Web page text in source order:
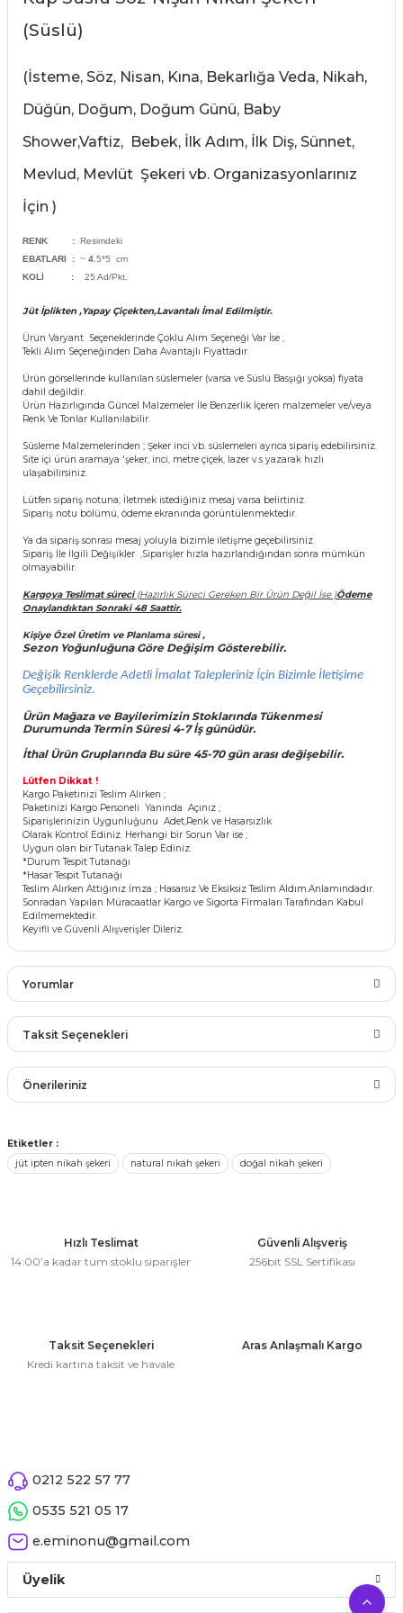
Objeler
Çeşitleri
ve Dekor Maske
Bıyık
(Süslü)
(İsteme, Söz, Nisan, Kına, Bekarlığa Veda, Nikah,
Düğün, Doğum, Doğum Günü, Baby
Shower,Vaftiz, Bebek, İlk Adım, İlk Diş, Sünnet,
Mevlud, Mevlüt Şekeri vb. Organizasyonlarınız
İçin )
RENK : Resimdeki
EBATLARI : ~ 4 .5*5 cm
KOLİ : 25 Ad/Pkt.
Jüt İplikten ,Yapay Çiçekten,Lavantalı İmal Edilmiştir.
Ürün Varyant Seçeneklerinde Çoklu Alım Seçeneği Var İse ;
Tekli Alım Seçeneğinden Daha Avantajlı Fiyattadır.
Ürün görsellerinde kullanılan süslemeler (varsa ve Süslü Basşığı yoksa) fiyata
dahil değildir.
Ürün Hazırlıgında Güncel Malzemeler İle Benzerlik İçeren malzemeler ve/veya
Renk Ve Tonlar Kullanılabilir.
Süsleme Malzemelerinden ; Şeker inci vb. süslemeleri ayrıca sipariş edebilirsiniz.
Site içi ürün aramaya 'şeker, inci, metre çiçek, lazer v.s yazarak hızlı
ulaşabilirsiniz.
Lütfen sipariş notuna; İletmek istediğiniz mesaj varsa belirtiniz.
Sipariş notu bölümü, ödeme ekranında görüntülenmektedir.
Ya da sipariş sonrası mesaj yoluyla bizimle iletişme geçebilirsiniz.
Sipariş İle İlgili Değişikler ,Siparişler hızla hazırlandığından sonra mümkün
olmayabilir.
Kargoya Teslimat süreci (Hazırlık Süreci Gereken Bir Ürün Değil İse )Ödeme
Onaylandıktan Sonraki 48 Saattir.
Kişiye Özel Üretim ve Planlama süresi ,
Sezon Yoğunluğuna Göre Değişim Gösterebilir.
Değişik Renklerde Adetli İmalat Talepleriniz İçin Bizimle İletişime
Geçebilirsiniz.
Ürün Mağaza ve Bayilerimizin Stoklarında Tükenmesi
Durumunda Termin Süresi 4-7 İş günüdür.
İthal Ürün Gruplarında Bu süre 45-70 gün arası değişebilir.
Lütfen Dikkat !
Kargo Paketinizi Teslim Alırken ;
Paketinizi Kargo Personeli Yanında Açınız ;
Siparişlerinizin Uygunluğunu Adet,Renk ve Hasarsızlık
Olarak Kontrol Ediniz. Herhangi bir Sorun Var ise ;
Uygun olan bir Tutanak Talep Ediniz.
*Durum Tespit Tutanağı
*Hasar Tespit Tutanağı
Teslim Alırken Attığınız İmza ; Hasarsız Ve Eksiksiz Teslim Aldım.Anlamındadır.
Sonradan Yapılan Müracaatlar Kargo ve Sigorta Firmaları Tarafından Kabul
Edilmemektedir.
Keyifli ve Güvenli Alışverişler Dileriz.
Yorumlar
Bu ürüne ilk yorumu siz yapın!
Taksit Seçenekleri
Önerileriniz
Bu ürünün fiyat bilgisi, resim, ürün açıklamalarında ve diğer
konularda yetersiz gördüğünüz noktaları öneri formunu
kullanarak tarafımıza iletebilirsiniz.
Ürün resmi kalitesiz, bozuk veya görüntülenemiyor.
Ürün açıklamasında eksik bilgiler bulunuyor.
Bu ürüne benzer farklı alternatifler olmalı.
Etiketler :
jüt ipten nikah şekeri
natural nikah şekeri doğal nikah şekeri
Hızlı Teslimat
14:00’a kadar tüm stoklu siparişler
Güvenli Alışveriş
256bit SSL Sertifikası
Taksit Seçenekleri
Kredi kartına taksit ve havale
Aras Anlaşmalı Kargo
0212 522 57 77
0535 521 05 17
e.eminonu@gmail.com
Üyelik